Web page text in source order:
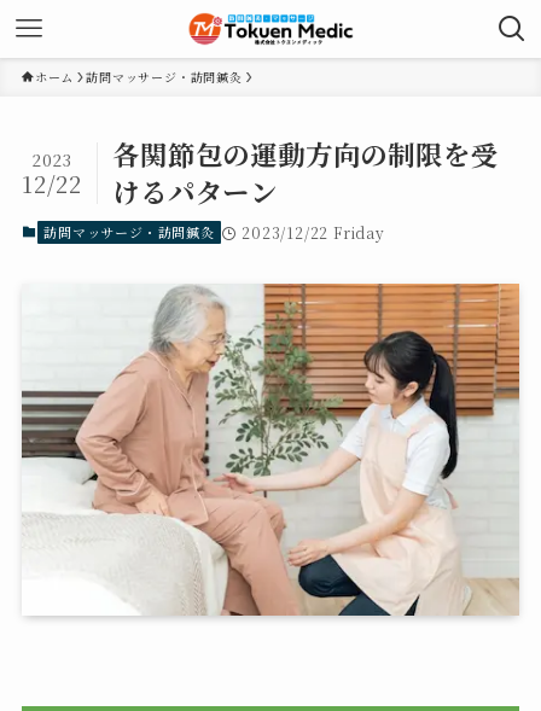
ホーム 訪問マッサージ・訪問鍼灸
各関節包の運動方向の制限を受
けるパターン
2023
12/22
訪問マッサージ・訪問鍼灸 2023/12/22 Friday